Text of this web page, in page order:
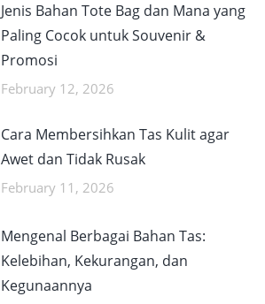
Jenis Bahan Tote Bag dan Mana yang
Paling Cocok untuk Souvenir &
Promosi
February 12, 2026
Cara Membersihkan Tas Kulit agar
Awet dan Tidak Rusak
February 11, 2026
Mengenal Berbagai Bahan Tas:
Kelebihan, Kekurangan, dan
Kegunaannya